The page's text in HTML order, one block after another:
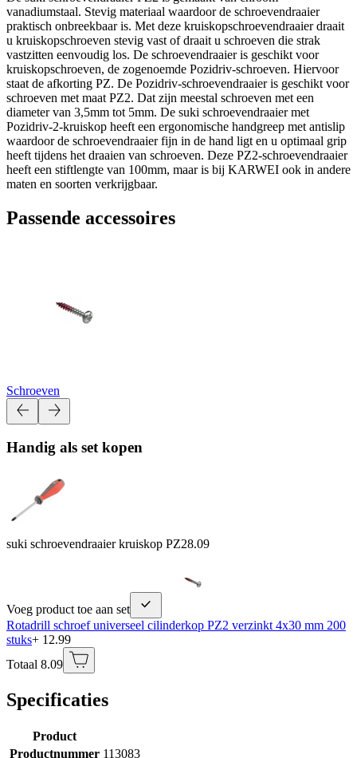
vanadiumstaal. Stevig materiaal waardoor de schroevendraaier
praktisch onbreekbaar is. Met deze kruiskopschroevendraaier draait
u kruiskopschroeven stevig vast of draait u schroeven die strak
vastzitten eenvoudig los. De schroevendraaier is geschikt voor
kruiskopschroeven, de zogenoemde Pozidriv-schroeven. Hiervoor
staat de afkorting PZ. De Pozidriv-schroevendraaier is geschikt voor
schroeven met maat PZ2. Dat zijn meestal schroeven met een
diameter van 3,5mm tot 5mm. De suki schroevendraaier met
Pozidriv-2-kruiskop heeft een ergonomische handgreep met antislip
waardoor de schroevendraaier fijn in de hand ligt en u optimaal grip
heeft tijdens het draaien van schroeven. Deze PZ2-schroevendraaier
heeft een stiftlengte van 100mm, maar is bij KARWEI ook in andere
maten en soorten verkrijgbaar.
Passende accessoires
Schroeven
Handig als set kopen
suki schroevendraaier kruiskop PZ28.09
Voeg product toe aan set
Rotadrill schroef universeel cilinderkop PZ2 verzinkt 4x30 mm 200
stuks+ 12.99
Totaal 8.09
Specificaties
Product
Productnummer 113083